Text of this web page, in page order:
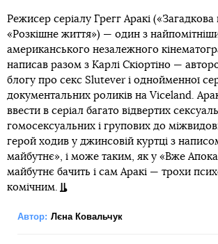
Режисер серіалу Грегг Аракі («Загадкова
«Розкішне життя») — один з
американського незалежного
написав разом з Карлі Скіортіно —
блогу про секс Slutever і однойменної
документальних роликів на Viceland.
ввести в серіал багато відвертих
гомосексуальних і групових до
герой ходив у джинсовій куртці з
майбутнє», і може таким, як у «Вже
майбутнє бачить і сам Аракі — трохи
комічним.
Автор: Лєна Ковальчук